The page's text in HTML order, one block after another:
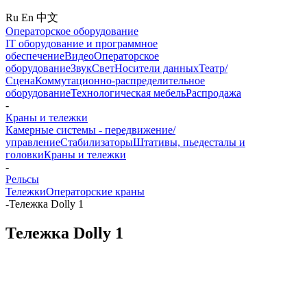
Ru En 中文
Операторское оборудование
IT оборудование и программное
обеспечениеВидеоОператорское
оборудованиеЗвукСветНосители данныхТеатр/
СценаКоммутационно-распределительное
оборудованиеТехнологическая мебельРаспродажа
-
Краны и тележки
Камерные системы - передвижение/
управлениеСтабилизаторыШтативы, пьедесталы и
головкиКраны и тележки
-
Рельсы
ТележкиОператорские краны
-Тележка Dolly 1
Тележка Dolly 1